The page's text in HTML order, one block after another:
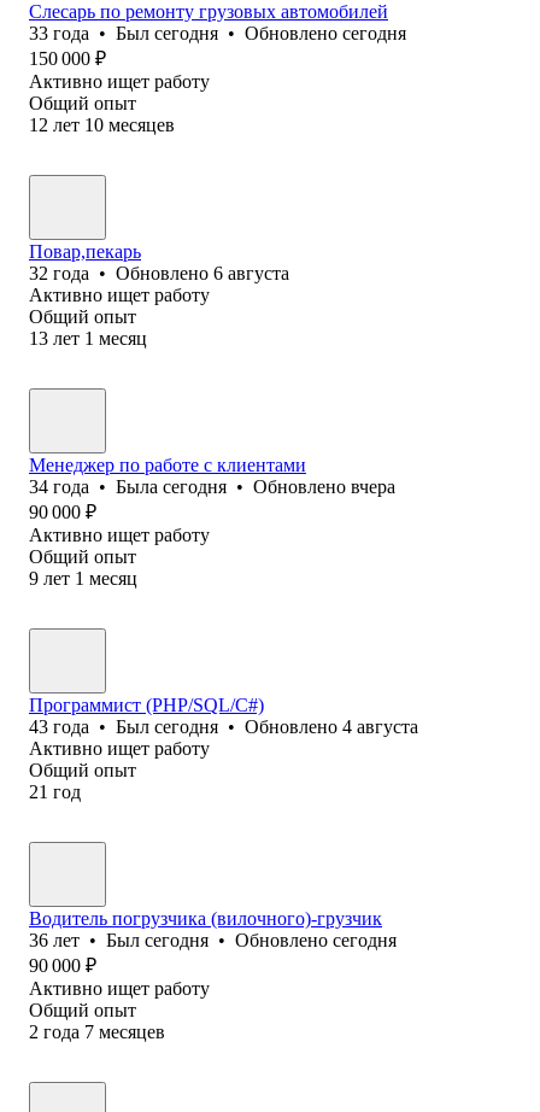
Слесарь по ремонту грузовых автомобилей
33 года • Был сегодня • Обновлено сегодня
150 000 ₽
Активно ищет работу
Общий опыт
12 лет 10 месяцев
Повар,пекарь
32 года • Обновлено 6 августа
Активно ищет работу
Общий опыт
13 лет 1 месяц
Менеджер по работе с клиентами
34 года • Была сегодня • Обновлено вчера
90 000 ₽
Активно ищет работу
Общий опыт
9 лет 1 месяц
Программист (PHP/SQL/C#)
43 года • Был сегодня • Обновлено 4 августа
Активно ищет работу
Общий опыт
21 год
Водитель погрузчика (вилочного)-грузчик
36 лет • Был сегодня • Обновлено сегодня
90 000 ₽
Активно ищет работу
Общий опыт
2 года 7 месяцев